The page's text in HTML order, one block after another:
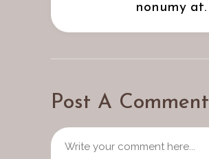
nonumy at.
Post A Comment